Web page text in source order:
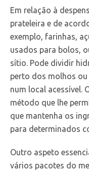
Em relação à
prateleira e de
exemplo, farinhas,
usados para bolos,
sítio. Pode dividir
perto dos molhos
num local acessível.
método que lhe
que mantenha os
para determinados
Outro aspeto
vários pacotes do